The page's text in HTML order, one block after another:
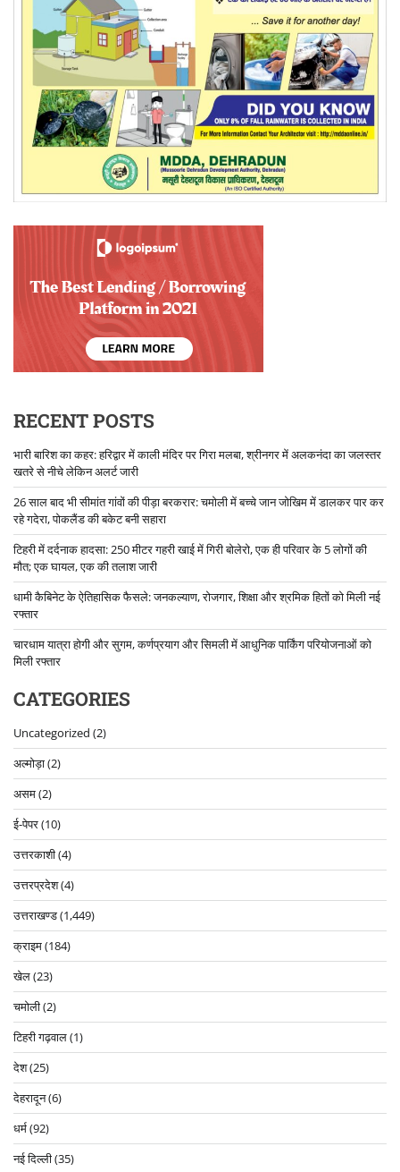
RECENT POSTS
भारी बारिश का कहर: हरिद्वार में काली मंदिर पर गिरा मलबा, श्रीनगर में अलकनंदा का जलस्तर
खतरे से नीचे लेकिन अलर्ट जारी
26 साल बाद भी सीमांत गांवों की पीड़ा बरकरार: चमोली में बच्चे जान जोखिम में डालकर पार कर
रहे गदेरा, पोकलैंड की बकेट बनी सहारा
टिहरी में दर्दनाक हादसा: 250 मीटर गहरी खाई में गिरी बोलेरो, एक ही परिवार के 5 लोगों की
मौत; एक घायल, एक की तलाश जारी
धामी कैबिनेट के ऐतिहासिक फैसले: जनकल्याण, रोजगार, शिक्षा और श्रमिक हितों को मिली नई
रफ्तार
चारधाम यात्रा होगी और सुगम, कर्णप्रयाग और सिमली में आधुनिक पार्किंग परियोजनाओं को
मिली रफ्तार
CATEGORIES
Uncategorized (2)
अल्मोड़ा(2)
असम(2)
ई-पेपर(10)
उत्तरकाशी(4)
उत्तरप्रदेश(4)
उत्तराखण्ड(1,449)
क्राइम(184)
खेल(23)
चमोली(2)
टिहरी गढ़वाल(1)
देश(25)
देहरादून(6)
धर्म(92)
नई दिल्ली(35)